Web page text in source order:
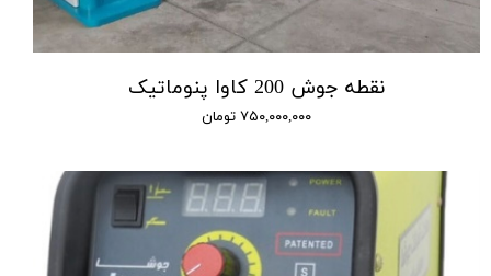
نقطه جوش 200 کاوا پنوماتیک
۷۵۰,۰۰۰,۰۰۰ تومان